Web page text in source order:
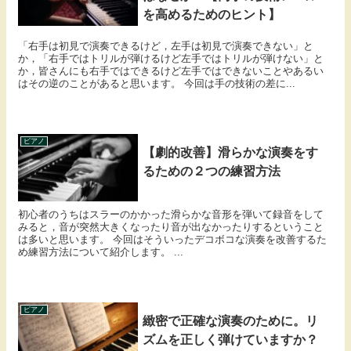
を高めるためのヒント】
「右手は初見で演奏できるけど，左手は初見で演奏できない」と
か，「右手ではトリルが弾けるけど左手ではトリルが弾けない」と
か，皆さんにも右手ではできるけど左手ではできないことやあるい
はその逆のことがあると思います。 今回は手の技術の差に...
ピアノ
【劇的改善】滑らかな演奏をす
るための２つの練習方法
初心者のうちはスラーのかかった滑らかな音形を弾いて録音をして
みると，音が突然大きくなったり音が出なかったりするということ
は多いと思います。 今回はそういったデコボコな演奏を改善するた
め練習方法について紹介します。 ...
ピアノ
緻密で正確な演奏のために。リ
ズムを正しく弾けていますか？